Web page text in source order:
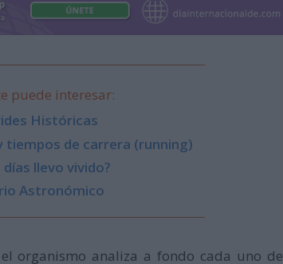
puede interesar:
Históricas
tiempos de carrera (running)
llevo vivido?
Astronómico
organismo analiza a fondo cada uno de